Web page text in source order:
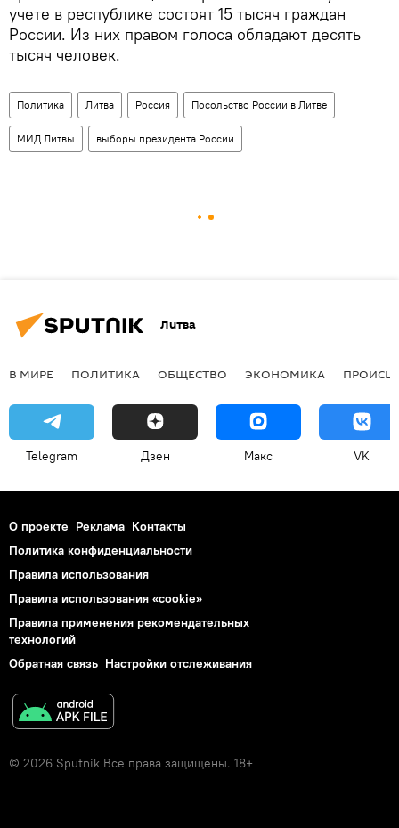
учете в республике состоят 15 тысяч граждан
России. Из них правом голоса обладают десять
тысяч человек.
Политика Литва Россия Посольство России в Литве
МИД Литвы выборы президента России
Литва
В МИРЕ ПОЛИТИКА ОБЩЕСТВО ЭКОНОМИКА
Telegram Дзен Макс VK
О проекте Реклама Контакты
Политика конфиденциальности
Правила использования
Правила использования «cookie»
Правила применения рекомендательных
технологий
Обратная связь Настройки отслеживания
© 2026 Sputnik Все права защищены. 18+